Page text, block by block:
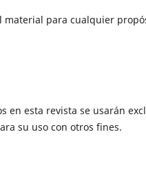
para cualquier
en esta revista se usarán
su uso con otros fines.